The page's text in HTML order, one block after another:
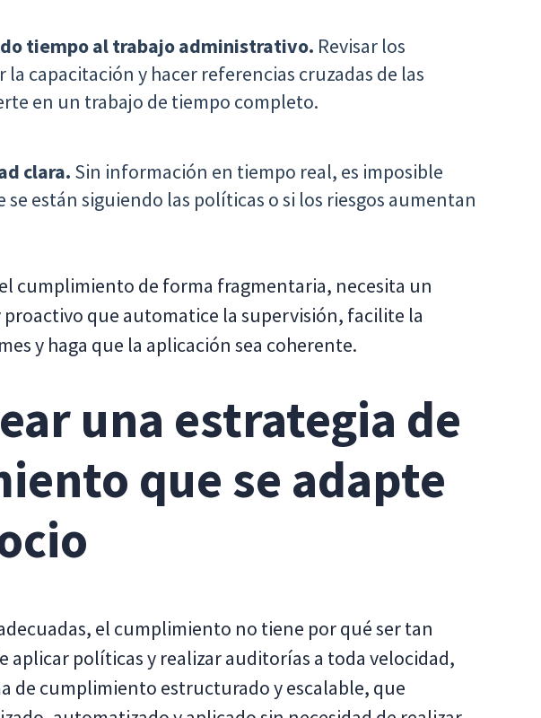
tiempo al trabajo administrativo. Revisar los
capacitación y hacer referencias cruzadas de las
en un trabajo de tiempo completo.
clara. Sin información en tiempo real, es imposible
se están siguiendo las políticas o si los riesgos aumentan
cumplimiento de forma fragmentaria, necesita un
que automatice la supervisión, facilite la
y haga que la aplicación sea coherente.
una estrategia de
que se adapte
el cumplimiento no tiene por qué ser tan
aplicar políticas y realizar auditorías a toda velocidad,
de cumplimiento estructurado y escalable, que